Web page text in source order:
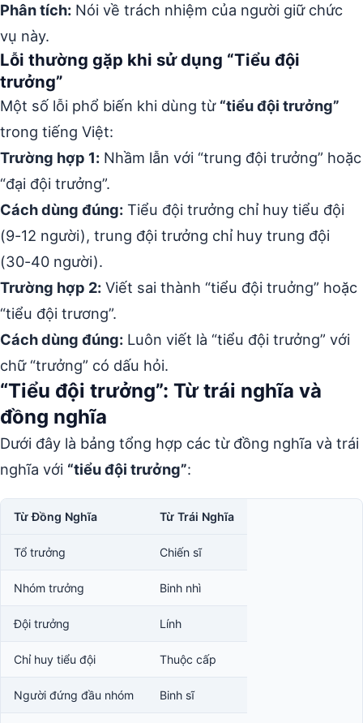
Phân tích: Nói về trách nhiệm của người giữ chức
vụ này.
Lỗi thường gặp khi sử dụng “Tiểu đội
trưởng”
Một số lỗi phổ biến khi dùng từ “tiểu đội trưởng”
trong tiếng Việt:
Trường hợp 1: Nhầm lẫn với “trung đội trưởng” hoặc
“đại đội trưởng”.
Cách dùng đúng: Tiểu đội trưởng chỉ huy tiểu đội
(9-12 người), trung đội trưởng chỉ huy trung đội
(30-40 người).
Trường hợp 2: Viết sai thành “tiểu đội truởng” hoặc
“tiểu đội trương”.
Cách dùng đúng: Luôn viết là “tiểu đội trưởng” với
chữ “trưởng” có dấu hỏi.
“Tiểu đội trưởng”: Từ trái nghĩa và
đồng nghĩa
Dưới đây là bảng tổng hợp các từ đồng nghĩa và trái
nghĩa với “tiểu đội trưởng”:
Từ Đồng Nghĩa Từ Trái Nghĩa
Tổ trưởng Chiến sĩ
Nhóm trưởng Binh nhì
Đội trưởng Lính
Chỉ huy tiểu đội Thuộc cấp
Người đứng đầu nhóm Binh sĩ